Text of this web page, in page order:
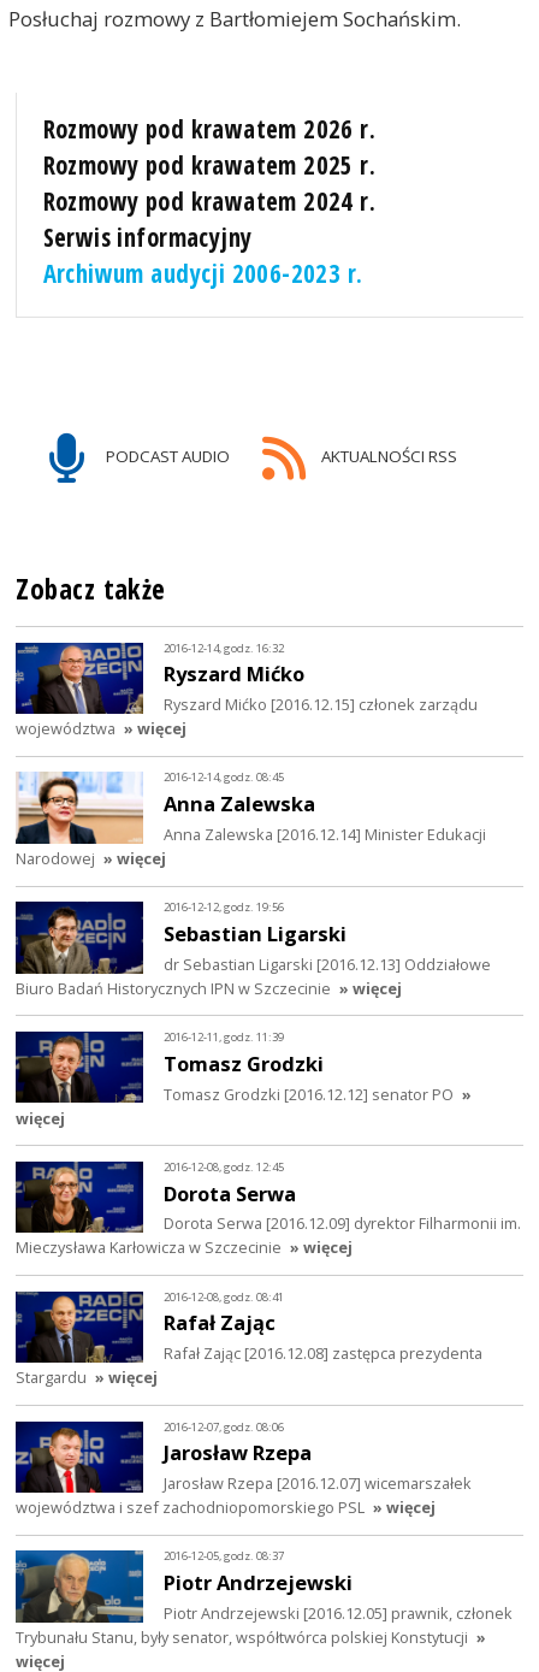
Posłuchaj rozmowy z Bartłomiejem Sochańskim.
Rozmowy pod krawatem 2026 r.
Rozmowy pod krawatem 2025 r.
Rozmowy pod krawatem 2024 r.
Serwis informacyjny
Archiwum audycji 2006-2023 r.
PODCAST AUDIO AKTUALNOŚCI RSS
Zobacz także
2016-12-14, godz. 16:32
Ryszard Mićko
Ryszard Mićko [2016.12.15] członek zarządu
województwa » więcej
2016-12-14, godz. 08:45
Anna Zalewska
Anna Zalewska [2016.12.14] Minister Edukacji
Narodowej » więcej
2016-12-12, godz. 19:56
Sebastian Ligarski
dr Sebastian Ligarski [2016.12.13] Oddziałowe
Biuro Badań Historycznych IPN w Szczecinie » więcej
2016-12-11, godz. 11:39
Tomasz Grodzki
Tomasz Grodzki [2016.12.12] senator PO »
więcej
2016-12-08, godz. 12:45
Dorota Serwa
Dorota Serwa [2016.12.09] dyrektor Filharmonii im.
Mieczysława Karłowicza w Szczecinie » więcej
2016-12-08, godz. 08:41
Rafał Zając
Rafał Zając [2016.12.08] zastępca prezydenta
Stargardu » więcej
2016-12-07, godz. 08:06
Jarosław Rzepa
Jarosław Rzepa [2016.12.07] wicemarszałek
województwa i szef zachodniopomorskiego PSL » więcej
2016-12-05, godz. 08:37
Piotr Andrzejewski
Piotr Andrzejewski [2016.12.05] prawnik, członek
Trybunału Stanu, były senator, współtwórca polskiej Konstytucji »
więcej